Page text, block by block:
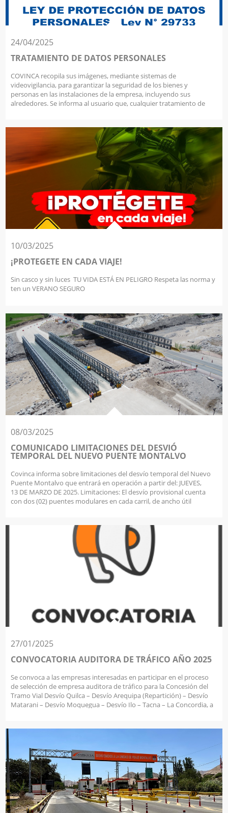
24/04/2025
TRATAMIENTO DE DATOS PERSONALES
COVINCA recopila sus imágenes, mediante sistemas de
videovigilancia, para garantizar la seguridad de los bienes y
personas en las instalaciones de la empresa, incluyendo sus
alrededores. Se informa al usuario que, cualquier tratamiento de
10/03/2025
¡PROTEGETE EN CADA VIAJE!
Sin casco y sin luces TU VIDA ESTÁ EN PELIGRO Respeta las norma y
ten un VERANO SEGURO
08/03/2025
COMUNICADO LIMITACIONES DEL DESVIÓ
TEMPORAL DEL NUEVO PUENTE MONTALVO
Covinca informa sobre limitaciones del desvío temporal del Nuevo
Puente Montalvo que entrará en operación a partir del: JUEVES,
13 DE MARZO DE 2025. Limitaciones: El desvío provisional cuenta
con dos (02) puentes modulares en cada carril, de ancho útil
inadecuado o la omisión de la presente información por parte de los
usuarios. COVINCA S.A. Impulsando la integración en el sur del Perú
27/01/2025
CONVOCATORIA AUDITORA DE TRÁFICO AÑO 2025
Se convoca a las empresas interesadas en participar en el proceso
de selección de empresa auditora de tráfico para la Concesión del
Tramo Vial Desvío Quilca – Desvío Arequipa (Repartición) – Desvío
Matarani – Desvío Moquegua – Desvío Ilo – Tacna – La Concordia, a
proceso de selección a OSITRAN 20/01/2025 2 Elaboración de Bases
22/01/2025 3 Publicación de la convocatoria al proceso de selección
en la Página web 27/01/2025 4 Cartas de Invitación a Empresas y
Entrega de Bases 27/01/2025 5 Último día de recepción de
propuestas Hasta las 03:00 p.m. del 6/02/2025 6 Evaluación del
proceso de selección 07/02/2025 7 Entrega de Informe de Evaluación
del Proceso de selección a OSITRAN 11/02/2025 8 Publicación del